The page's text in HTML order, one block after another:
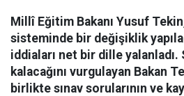
Millî Eğitim Bakanı Yusuf
sisteminde bir değişiklik
iddiaları net bir dille yalanladı.
kalacağını vurgulayan Bakan
birlikte sınav sorularının ve